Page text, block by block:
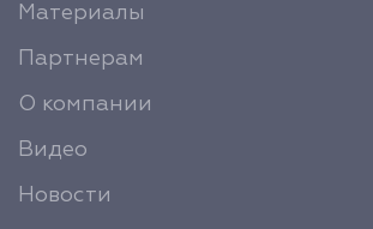
Материалы
Партнерам
О компании
Видео
Новости